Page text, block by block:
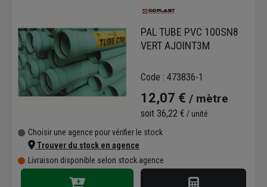
essentiels pour la réussite de vos chantiers.
L'offre d'OD PLAST couvre un large éventail
d'applications. La marque propose
notamment des solutions dédiées à
l'assainissement non collectif certifiées pour
l'épandage. Leurs produits sont également
utilisés pour la protection des réseaux de
câbles et pour la gestion des eaux usées et
sont fabriqués pour résister aux contraintes
du terrain et garantir la pérennité des
installations.
En choisissant ces solutions, vous optez pour
PAL TUBE PVC 100SN8
VERT AJOINT3M
Code : 473836-1
12,07 € / mètre
soit 36,22 € / unité
Choisir une agence pour vérifier le stock
Trouver du stock en agence
Livraison disponible selon stock agence